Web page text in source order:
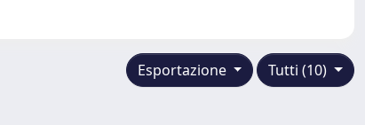
Tutti (10)
Esportazione